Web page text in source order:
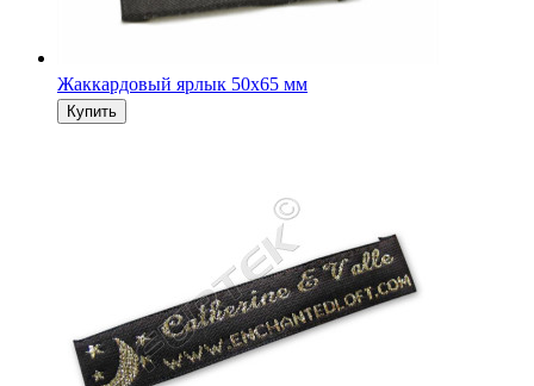
Жаккардовый ярлык 50х65 мм